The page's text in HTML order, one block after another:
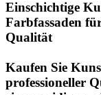
Einschichtige
Farbfassaden
Qualität
Kaufen Sie
professioneller